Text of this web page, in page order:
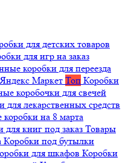
для детских товаров
для игр на заказ
коробки для переезда
Маркет Топ Коробки
коробочки для свечей
для лекарственных средств
на 8 марта
для книг под заказ Товары
Коробки под бутылки
для шкафов Коробки